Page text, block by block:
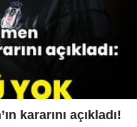
kararını açıkladı!